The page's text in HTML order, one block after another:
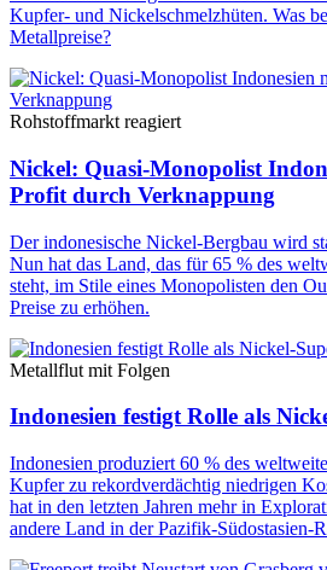
Kupfer- und Nickelschmelzhüten. Was
Metallpreise?
Rohstoffmarkt reagiert
Nickel: Quasi-Monopolist
Profit durch Verknappung
Der indonesische Nickel-Bergbau wird
Nun hat das Land, das für 65 % des
steht, im Stile eines Monopolisten den
Preise zu erhöhen.
Metallflut mit Folgen
Indonesien festigt Rolle als
Indonesien produziert 60 % des
Kupfer zu rekordverdächtig niedrigen
hat in den letzten Jahren mehr in
andere Land in der Pazifik-Südostasien-